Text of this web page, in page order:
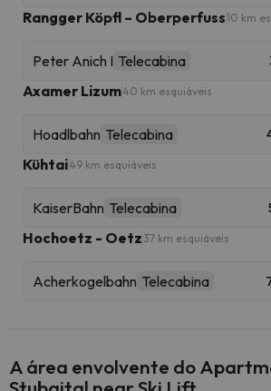
Rangger Köpfl – Oberperfuss10 km
Peter Anich I Telecabina
Axamer Lizum40 km esquiáveis
Hoadlbahn Telecabina
Kühtai49 km esquiáveis
KaiserBahn Telecabina
Hochoetz - Oetz 37 km esquiáveis
Acherkogelbahn Telecabina
A área envolvente do